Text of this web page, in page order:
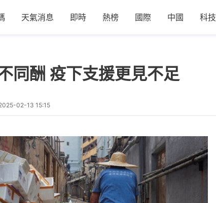
天氣消息 即時 熱榜 國際 中國 科技
同酬 疫下支援更見不足
02-13 15:15